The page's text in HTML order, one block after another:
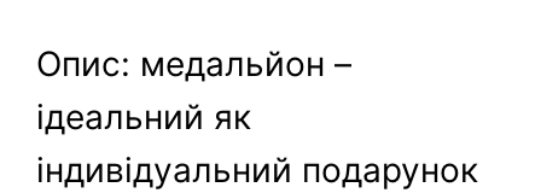
Опис: медальйон –
ідеальний як
індивідуальний подарунок